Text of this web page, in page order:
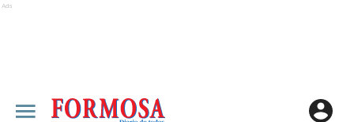
Ads